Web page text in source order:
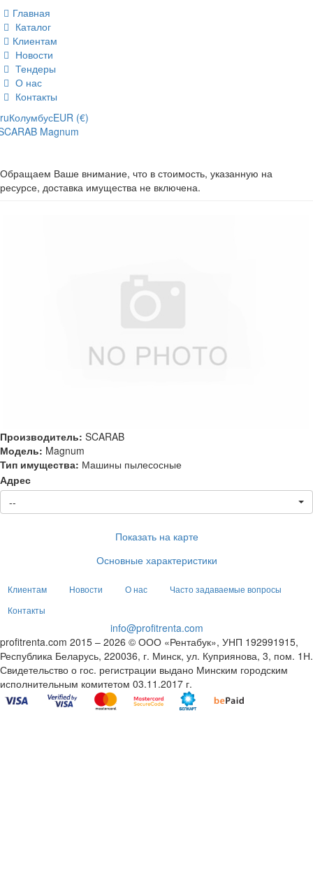
Главная
Каталог
Клиентам
Новости
Тендеры
О нас
Контакты
ruКолумбусEUR (€)
Magnum
Обращаем Ваше внимание, что в стоимость, указанную на
ресурсе, доставка имущества не включена.
Производитель: SCARAB
Модель: Magnum
Тип имущества: Машины пылесосные
Адрес
--
Показать на карте
Основные характеристики
Клиентам Новости О нас
Часто задаваемые вопросы
Контакты
info@profitrenta.com
profitrenta.com 2015 – 2026 © ООО «Рентабук», УНП 192991915,
Республика Беларусь, 220036, г. Минск, ул. Куприянова, 3, пом. 1Н.
Свидетельство о гос. регистрации выдано Минским городским
исполнительным комитетом 03.11.2017 г.